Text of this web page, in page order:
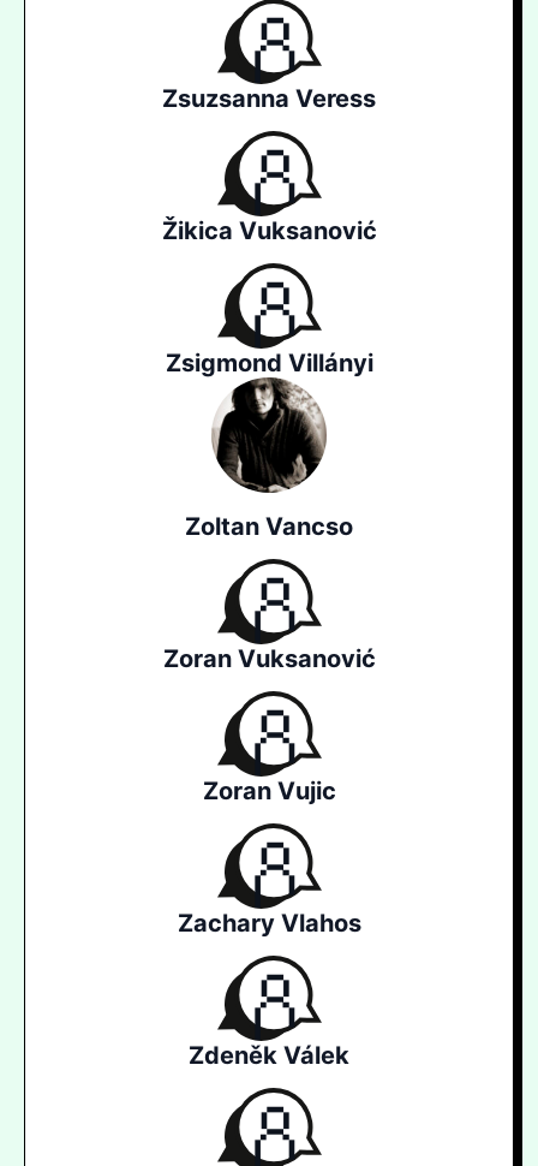
Zsuzsanna Veress
Žikica Vuksanović
Zsigmond Villányi
Zoltan Vancso
Zoran Vuksanović
Zoran Vujic
Zachary Vlahos
Zdeněk Válek